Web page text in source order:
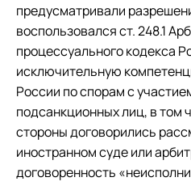
предусматривали
воспользовался ст. 248.1
процессуального кодекса
исключительную
России по спорам с
подсанкционных лиц, в том
стороны договорились
иностранном суде или
договоренность